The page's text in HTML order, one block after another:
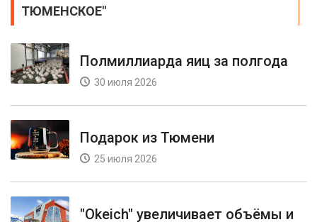
ТЮМЕНСКОЕ"
Полмиллиарда яиц за полгода
30 июля 2026
Подарок из Тюмени
25 июля 2026
"Okeich" увеличивает объёмы и